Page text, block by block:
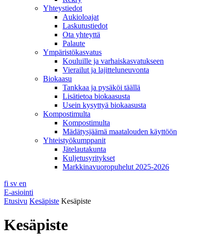
Yhteystiedot
Aukioloajat
Laskutustiedot
Ota yhteyttä
Palaute
Ympäristökasvatus
Kouluille ja varhaiskasvatukseen
Vierailut ja lajitteluneuvonta
Biokaasu
Tankkaa ja pysäköi täällä
Lisätietoa biokaasusta
Usein kysyttyä biokaasusta
Kompostimulta
Kompostimulta
Mädätysjäämä maatalouden käyttöön
Yhteistyökumppanit
Jätelautakunta
Kuljetusyritykset
Markkinavuoropuhelut 2025-2026
fi sv en
E-asiointi
Etusivu Kesäpiste Kesäpiste
Kesäpiste